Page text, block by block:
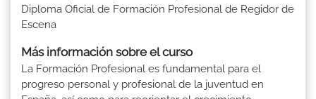
Diploma Oficial de Formación Profesional de Regidor de
Escena
Más información sobre el curso
La Formación Profesional es fundamental para el
progreso personal y profesional de la juventud en